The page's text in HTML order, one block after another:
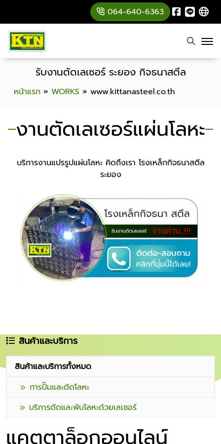
064-640-6363
หน้าแรก » WORKS » www.kittanasteel.co.th
รับงานตัดเลเซอร์ ระยอง กิจธนาสตีล
งานตัดเลเซอร์แผ่นโลหะ
บริการงานแปรรูปแผ่นโลหะ คิดถึงเรา โรงเหล็กกิจธนาสตีล
ระยอง
สินค้าและบริการ
สินค้าและบริการทั้งหมด
การปั๊มและตัดโลหะ
บริการตัดและพับโลหะด้วยเลเซอร์
แคตตาล็อกออนไลน์